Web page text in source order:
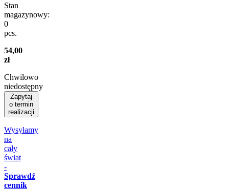
Stan
magazynowy:
0
pcs.
54,00
zł
Chwilowo
niedostępny
Zapytaj
o termin
realizacji
Wysyłamy
na
cały
świat
-
Sprawdź
cennik